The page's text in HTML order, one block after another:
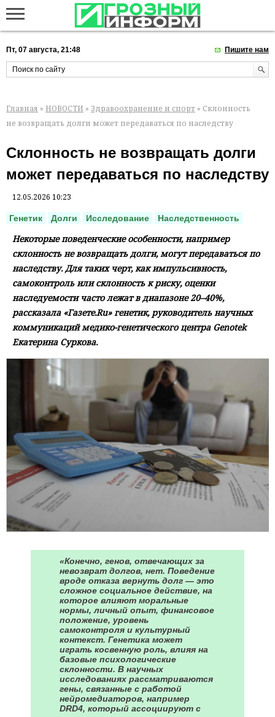
Пт, 07 августа, 21:48 Пишите нам
Главная » НОВОСТИ » Здравоохранение и спорт » Склонность
не возвращать долги может передаваться по наследству
Склонность не возвращать долги
может передаваться по наследству
12.05.2026 10:23
Генетик Долги Исследование Наследственность
Некоторые поведенческие особенности, например
склонность не возвращать долги, могут передаваться по
наследству. Для таких черт, как импульсивность,
самоконтроль или склонность к риску, оценки
наследуемости часто лежат в диапазоне 20–40%,
рассказала «Газете.Ru» генетик, руководитель научных
коммуникаций медико-генетического центра Genotek
Екатерина Суркова.
«Конечно, генов, отвечающих за
невозврат долгов, нет. Поведение
вроде отказа вернуть долг — это
сложное социальное действие, на
которое влияют моральные
нормы, личный опыт, финансовое
положение, уровень
самоконтроля и культурный
контекст. Генетика может
играть косвенную роль, влияя на
базовые психологические
склонности. В научных
исследованиях рассматриваются
гены, связанные с работой
нейромедиаторов, например
DRD4, который ассоциируют с